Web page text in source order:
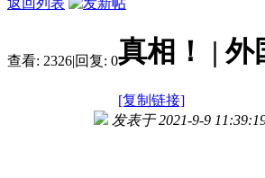
查看: 2326|回复: 0真相！ | 外
[复制链接]
发表于 2021-9-9